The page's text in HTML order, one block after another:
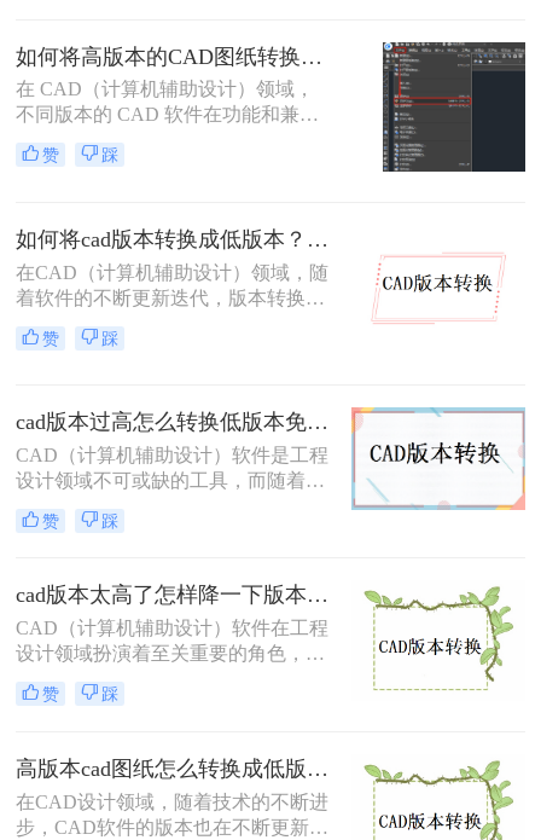
直接打开高版本文件。当我们需要将
图纸分享给使用旧版 CAD 的合作伙
伴或客户时，将 CAD 文件降低版本
何降低版本保存呢？本文从转换精
您根据实际场景快速做出选择。
如何将高版本的CAD图纸转换成低版本的CAD图纸？3种实用方法对比！
在 CAD（计算机辅助设计）领域，
不同版本的 CAD 软件在功能和兼容
性上存在差异。高版本 CAD 绘制的
图纸，低版本软件往往无法直接打
为低版本 成为设计师的常见需求。本
文从 转换精度、操作难度、批量能
力、隐私安全 四个维度，对比三种主
择。
赞 踩
如何将cad版本转换成低版本？分享二种方法给你！3秒实现~！
在CAD（计算机辅助设计）领域，随
着软件的不断更新迭代，版本转换成
为了一个常见的需求。特别是在需要
将高版本的CAD文件与旧版软件或不
么如何将cad版本转换成低版本呢？本
文将介绍两种将CAD版本转换成低版
本的方法。
赞 踩
cad版本过高怎么转换低版本免费？这二个方法了解一下！
CAD（计算机辅助设计）软件是工程
设计领域不可或缺的工具，而随着软
件版本的更新迭代，有时我们需要将
高版本的CAD文件转换为低版本，以
版本过高怎么转换低版本免费呢？本
文将介绍两种免费将CAD版本从高转
低的方法。
赞 踩
cad版本太高了怎样降一下版本？试试这两种有效的方法！
CAD（计算机辅助设计）软件在工程
设计领域扮演着至关重要的角色，而
由于软件版本的不断更新，有时我们
需要将高版本的CAD文件转换为低版
么cad版本太高了怎样降一下版本呢？
本文将介绍两种将CAD版本降级的方
法。
赞 踩
高版本cad图纸怎么转换成低版本？有这4种方法可以快速转换！
在CAD设计领域，随着技术的不断进
步，CAD软件的版本也在不断更新。